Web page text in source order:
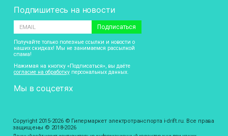
Подпишитесь на новости
Подписаться
Получайте только полезные ссылки и новости о
наших скидках! Мы не занимаемся рассылкой
спама!
Нажимая на кнопку «Подписаться», вы даёте
согласие на обработку персональных данных.
Мы в соцсетях
Copyright 2015-2026 © Гипермаркет электротранспорта i-drift.ru. Все права
защищены © 2018-2026